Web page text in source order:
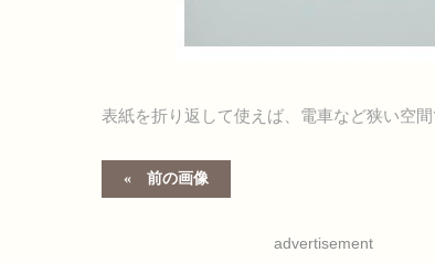
表紙を折り返して使えば、電車など狭い空
前の画像
advertisement